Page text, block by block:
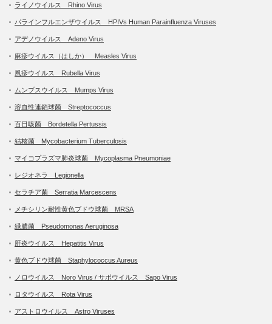
ライノウイルス Rhino Virus
パラインフルエンザウイルス HPIVs Human Parainfluenza Viruses
アデノウイルス Adeno Virus
麻疹ウイルス（はしか） Measles Virus
風疹ウイルス Rubella Virus
ムンプスウイルス Mumps Virus
溶血性連鎖球菌 Streptococcus
百日咳菌 Bordetella Pertussis
結核菌 Mycobacterium Tuberculosis
マイコプラズマ肺炎球菌 Mycoplasma Pneumoniae
レジオネラ Legionella
セラチア菌 Serratia Marcescens
メチシリン耐性黄色ブドウ球菌 MRSA
緑膿菌 Pseudomonas Aeruginosa
肝炎ウイルス Hepatitis Virus
黄色ブドウ球菌 Staphylococcus Aureus
ノロウイルス Noro Virus / サポウイルス Sapo Virus
ロタウイルス Rota Virus
アストロウイルス Astro Viruses